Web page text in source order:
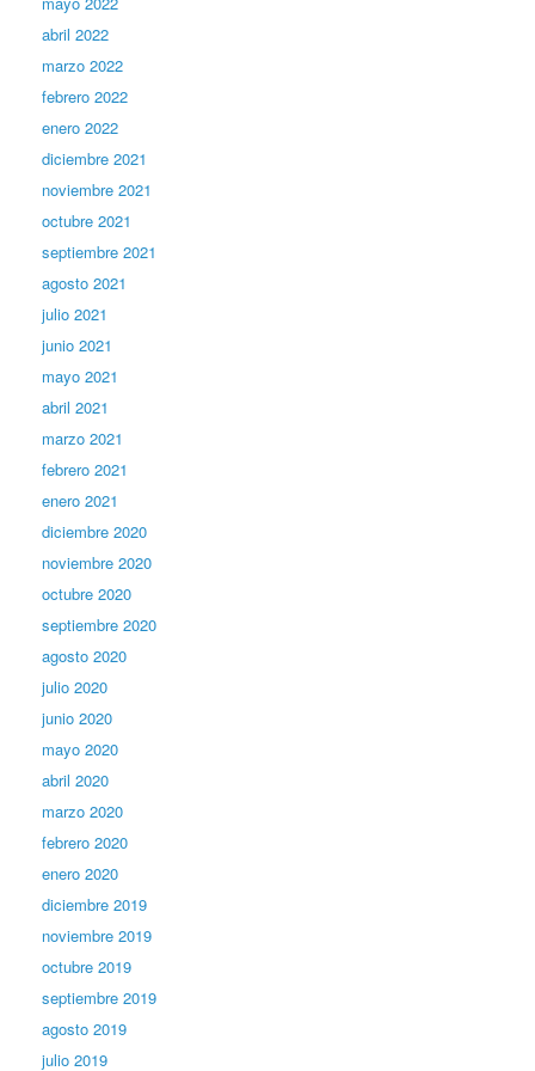
abril 2022
marzo 2022
febrero 2022
enero 2022
diciembre 2021
noviembre 2021
octubre 2021
septiembre 2021
agosto 2021
julio 2021
junio 2021
mayo 2021
abril 2021
marzo 2021
febrero 2021
enero 2021
diciembre 2020
noviembre 2020
octubre 2020
septiembre 2020
agosto 2020
julio 2020
junio 2020
mayo 2020
abril 2020
marzo 2020
febrero 2020
enero 2020
diciembre 2019
noviembre 2019
octubre 2019
septiembre 2019
agosto 2019
julio 2019